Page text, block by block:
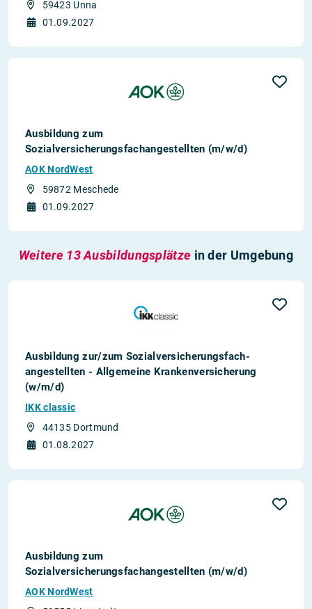
59423 Unna
01.09.2027
Ausbildung zum
Sozialversicherungsfachangestellten (m/w/d)
AOK NordWest
59872 Meschede
01.09.2027
Weitere 13 Ausbildungsplätze in der Umgebung
Aus­bild­ung zur/zum Sozial­versicher­ungs­fach­
angestellten­ - All­gemeine Kranken­versicher­ung
(w/m/d)
IKK classic
44135 Dortmund
01.08.2027
Ausbildung zum
Sozialversicherungsfachangestellten (m/w/d)
AOK NordWest